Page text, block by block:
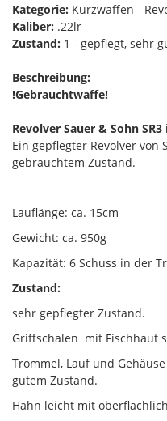
Kategorie: Kurzwaffen -
Kaliber: .22lr
Zustand: 1 - gepflegt, sehr
Beschreibung:
!Gebrauchtwaffe!
Revolver Sauer & Sohn
Ein gepflegter Revolver von
gebrauchtem Zustand.
Lauflänge: ca. 15cm
Gewicht: ca. 950g
Kapazität: 6 Schuss in der
Zustand:
sehr gepflegter Zustand.
Griffschalen mit Fischhaut
Trommel, Lauf und
gutem Zustand.
Hahn leicht mit